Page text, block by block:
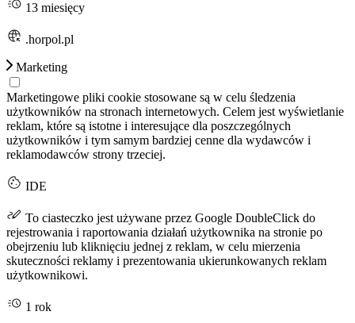
13 miesięcy
.horpol.pl
Marketing
Marketingowe pliki cookie stosowane są w celu śledzenia
użytkowników na stronach internetowych. Celem jest wyświetlanie
reklam, które są istotne i interesujące dla poszczególnych
użytkowników i tym samym bardziej cenne dla wydawców i
reklamodawców strony trzeciej.
IDE
To ciasteczko jest używane przez Google DoubleClick do
rejestrowania i raportowania działań użytkownika na stronie po
obejrzeniu lub kliknięciu jednej z reklam, w celu mierzenia
skuteczności reklamy i prezentowania ukierunkowanych reklam
użytkownikowi.
1 rok